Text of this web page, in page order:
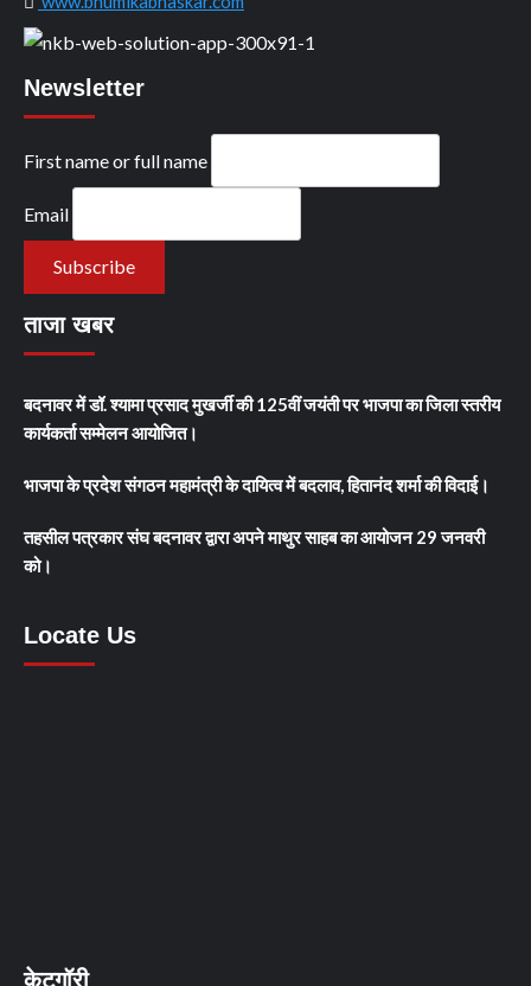
Newsletter
First name or full name
Email
ताजा खबर
बदनावर में डॉ. श्यामा प्रसाद मुखर्जी की 125वीं जयंती पर भाजपा का जिला स्तरीय
कार्यकर्ता सम्मेलन आयोजित।
भाजपा के प्रदेश संगठन महामंत्री के दायित्व में बदलाव, हितानंद शर्मा की विदाई।
तहसील पत्रकार संघ बदनावर द्वारा अपने माथुर साहब का आयोजन 29 जनवरी
को।
Locate Us
केटगॉरी